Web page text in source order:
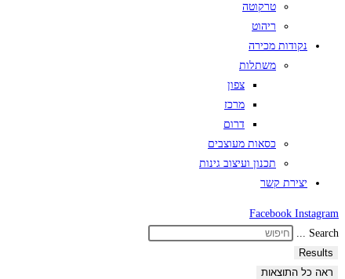
טרקוטה
ריהוט
נקודות מכירה
משתלות
צפון
מרכז
דרום
כסאות מעוצבים
תכנון ועיצוב גינות
יצירת קשר
Facebook Instagram
Search ...
Results
ראה כל התוצאות